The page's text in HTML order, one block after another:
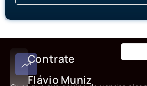
Contrate
Flávio Muniz